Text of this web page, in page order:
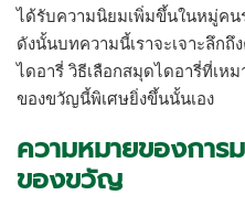
ได้รับความนิยมเพิ่มขึ้นในหมู่ค
ดังนั้นบทความนี้เราจะเจาะลึก
ไดอารี่ วิธีเลือกสมุดไดอารี่ที่เห
ของขวัญนี้พิเศษยิ่งขึ้นนั้นเอง
ความหมายของการ
ของขวัญ